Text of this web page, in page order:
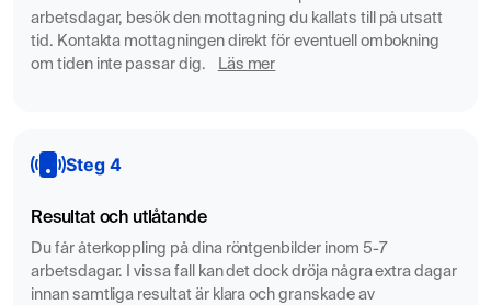
En MR-undersökning av underbenet är en träffsäker och
smärtfri metod för att lokalisera skador, inflammationer
skriftligt specialistutlåtande inom några dagar.
arbetsdagar, besök den mottagning du kallats till på utsatt
tid. Kontakta mottagningen direkt för eventuell ombokning
om tiden inte passar dig.
Läs mer
Steg 4
Resultat och utlåtande
Du får återkoppling på dina röntgenbilder inom 5-7
arbetsdagar. I vissa fall kan det dock dröja några extra dagar
innan samtliga resultat är klara och granskade av